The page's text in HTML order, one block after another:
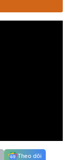
Theo dõi